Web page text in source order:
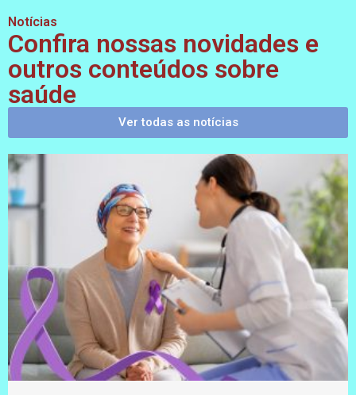
Notícias
Confira nossas novidades e
outros conteúdos sobre
saúde
Ver todas as notícias